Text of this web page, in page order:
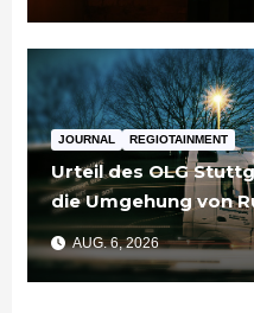
JOURNAL REGIOTAINMENT
Urteil des OLG
die Umgehung von
Unternehmen
AUG. 6, 2026